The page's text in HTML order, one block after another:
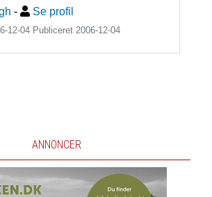
- Se profil
12-04 Publiceret 2006-12-04
ANNONCER